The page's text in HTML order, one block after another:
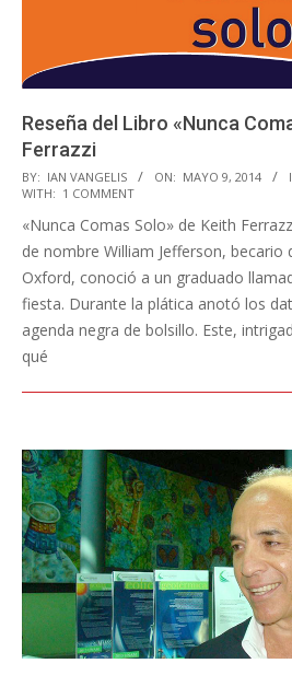
Reseña del Libro «Nunca
Ferrazzi
2014-
05-
09
BY: IAN VANGELIS ON: MAYO 9, 2014
WITH: 1 COMMENT
«Nunca Comas Solo» de Keith
de nombre William Jefferson, becario
Oxford, conoció a un graduado
fiesta. Durante la plática anotó los
agenda negra de bolsillo. Este,
qué